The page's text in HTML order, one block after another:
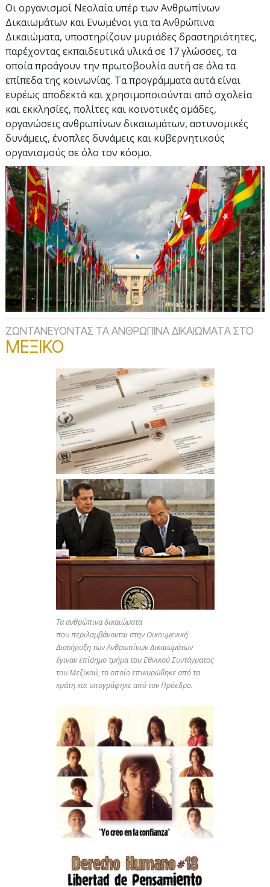
Οι οργανισμοί Νεολαία υπέρ των Ανθρωπίνων
Δικαιωμάτων και Ενωμένοι για τα Ανθρώπινα
Δικαιώματα, υποστηρίζουν μυριάδες δραστηριότητες,
παρέχοντας εκπαιδευτικά υλικά σε 17 γλώσσες, τα
οποία προάγουν την πρωτοβουλία αυτή σε όλα τα
επίπεδα της κοινωνίας. Τα προγράμματα αυτά είναι
ευρέως αποδεκτά και χρησιμοποιούνται από σχολεία
και εκκλησίες, πολίτες και κοινοτικές ομάδες,
οργανώσεις ανθρωπίνων δικαιωμάτων, αστυνομικές
δυνάμεις, ένοπλες δυνάμεις και κυβερνητικούς
οργανισμούς σε όλο τον κόσμο.
ΖΩΝΤΑΝΕΥΟΝΤΑΣ ΤΑ ΑΝΘΡΩΠΙΝA ΔΙΚΑΙΩΜΑΤA ΣΤΟ
ΜΕΞΙΚΟ
Τα ανθρώπινα δικαιώματα
που περιλαμβάνονται στην Οικουμενική
Διακήρυξη των Ανθρωπίνων Δικαιωμάτων
έγιναν επίσημο τμήμα του Εθνικού Συντάγματος
του Μεξικού, το οποίο επικυρώθηκε από τα
κράτη και υπογράφηκε από τον Πρόεδρο.